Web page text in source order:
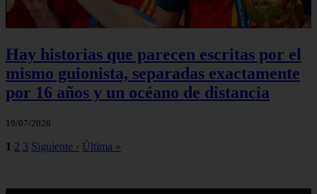
Hay historias que parecen escritas por el
mismo guionista, separadas exactamente
por 16 años y un océano de distancia
19/07/2026
1 2 3 Siguiente › Última »